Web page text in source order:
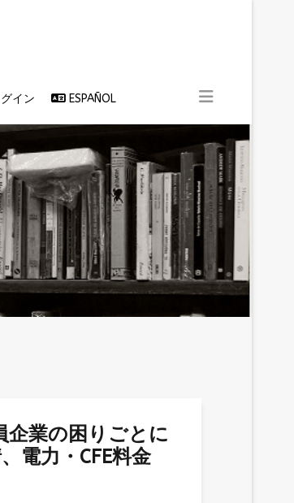
イン ESPAÑOL
業の困りごとに
電力・CFE料金